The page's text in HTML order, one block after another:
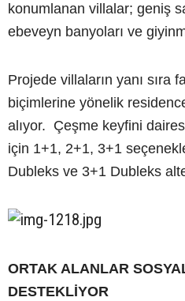
konumlanan villalar; geniş
ebeveyn banyoları ve
Projede villaların yanı sıra
biçimlerine yönelik
alıyor. Çeşme keyfini
için 1+1, 2+1, 3+1
Dubleks ve 3+1 Dubleks
ORTAK ALANLAR
DESTEKLİYOR